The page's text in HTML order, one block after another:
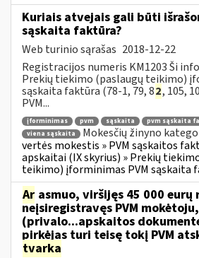
Kuriais atvejais gali būti
sąskaita faktūra?
Web turinio sąrašas 2018-12-22
Registracijos numeris KM1203 Ši
Prekių tiekimo (paslaugų teikimo)
sąskaita faktūra (78-1, 79, 82, 105,
PVM...
įforminimas pvm sąskaita pvm sąskaita
viena sąskaita
Mokesčių žinyno
vertės mokestis » PVM sąskaitos
apskaitai (IX skyrius) » Prekių
teikimo) įforminimas PVM sąskaita
Ar asmuo, viršijęs 45 000
neįsiregistravęs PVM
(privalo...apskaitos
pirkėjas turi teisę tokį PVM
tvarka